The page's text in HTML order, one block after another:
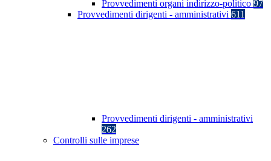
Provvedimenti organi indirizzo-politico 97
Provvedimenti dirigenti - amministrativi 611
Provvedimenti dirigenti - amministrativi
262
Controlli sulle imprese